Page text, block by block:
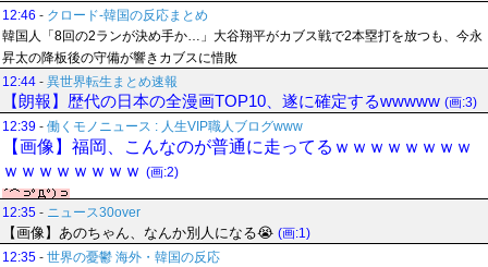
12:46 - クロード-韓国の反応まとめ
韓国人「8回の2ランが決め手か…」大谷翔平がカブス戦で2本塁打を放つも、今永
昇太の降板後の守備が響きカブスに惜敗
12:44 - 異世界転生まとめ速報
【朗報】歴代の日本の全漫画TOP10、遂に確定するwwwww (画:3)
12:39 - 働くモノニュース : 人生VIP職人ブログwww
【画像】福岡、こんなのが普通に走ってるｗｗｗｗｗｗｗｗ
ｗｗｗｗｗｗｗｗ (画:2)
12:35 - ニュース30over
【画像】あのちゃん、なんか別人になる😭 (画:1)
12:35 - 世界の憂鬱 海外・韓国の反応